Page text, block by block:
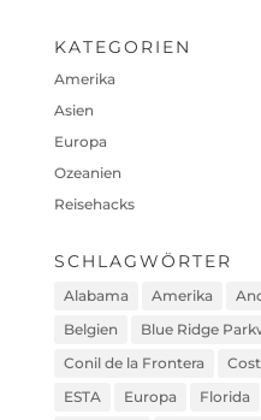
KATEGORIEN
Amerika
Asien
Europa
Ozeanien
Reisehacks
SCHLAGWÖRTER
Alabama Amerika
Belgien
Blue Ridge
Conil de la Frontera
ESTA
Europa Florida